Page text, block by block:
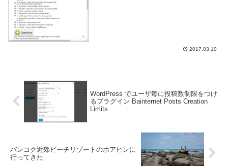
2017.03.10
WordPress でユーザ毎に投稿数制限をつけ
るプラグイン Bainternet Posts Creation
Limits
バンコク近郊ビーチリゾートのホアヒンに
行ってきた